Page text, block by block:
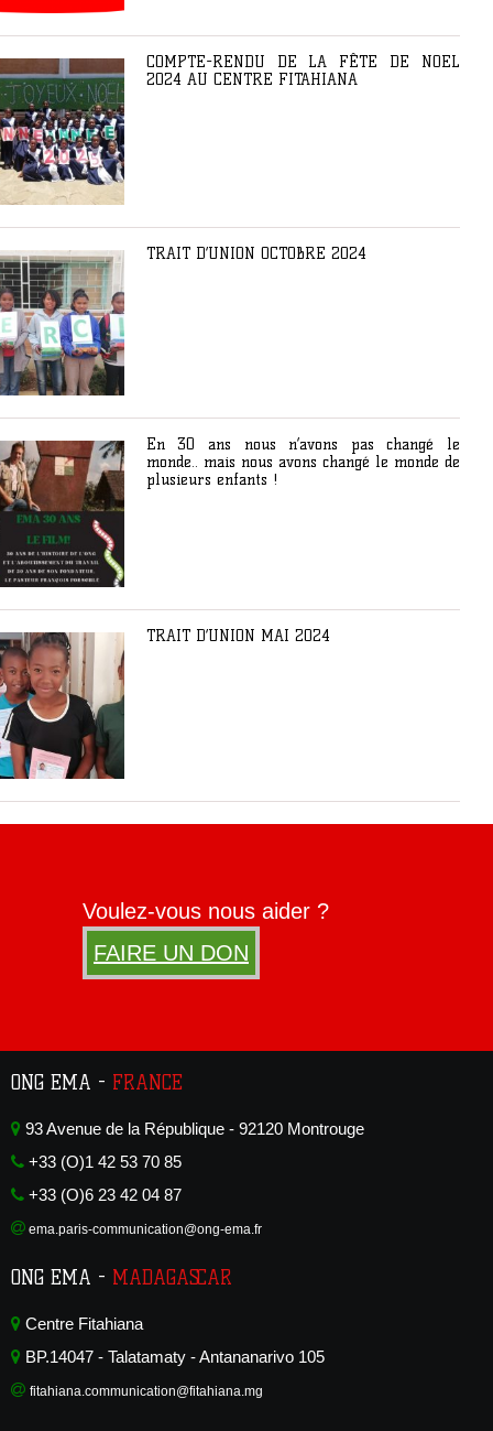
COMPTE-RENDU DE LA FÊTE DE NOEL
2024 AU CENTRE FITAHIANA
TRAIT D’UNION OCTOBRE 2024
En 30 ans nous n’avons pas changé le
monde.. mais nous avons changé le monde de
plusieurs enfants !
TRAIT D’UNION MAI 2024
Voulez-vous nous aider ?
FAIRE UN DON
ONG EMA - FRANCE
93 Avenue de la République - 92120 Montrouge
+33 (O)1 42 53 70 85
+33 (O)6 23 42 04 87
ema.paris-communication@ong-ema.fr
ONG EMA - MADAGASCAR
Centre Fitahiana
BP.14047 - Talatamaty - Antananarivo 105
fitahiana.communication@fitahiana.mg